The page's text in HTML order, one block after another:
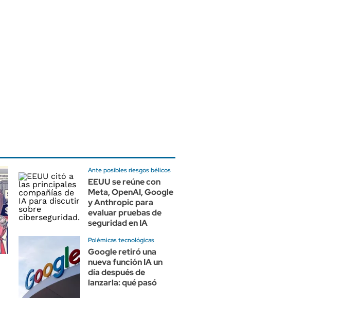
Ante posibles riesgos bélicos
EEUU se reúne con
Meta, OpenAI, Google
y Anthropic para
evaluar pruebas de
seguridad en IA
Polémicas tecnológicas
Google retiró una
nueva función IA un
día después de
lanzarla: qué pasó